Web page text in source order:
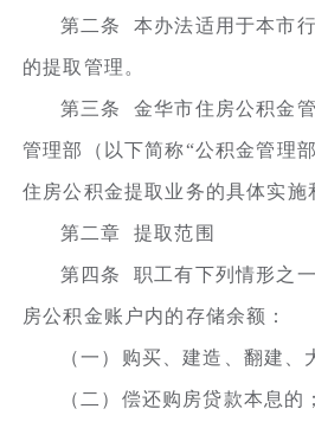
第二条 本办法适用于本市
的提取管理。
第三条 金华市住房公积金
管理部（以下简称“公积金管理
住房公积金提取业务的具体实施
第二章 提取范围
第四条 职工有下列情形之
房公积金账户内的存储余额：
（一）购买、建造、翻建、
（二）偿还购房贷款本息的；